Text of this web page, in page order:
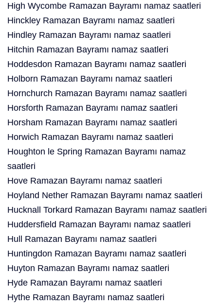
High Wycombe Ramazan Bayramı namaz saatleri
Hinckley Ramazan Bayramı namaz saatleri
Hindley Ramazan Bayramı namaz saatleri
Hitchin Ramazan Bayramı namaz saatleri
Hoddesdon Ramazan Bayramı namaz saatleri
Holborn Ramazan Bayramı namaz saatleri
Hornchurch Ramazan Bayramı namaz saatleri
Horsforth Ramazan Bayramı namaz saatleri
Horsham Ramazan Bayramı namaz saatleri
Horwich Ramazan Bayramı namaz saatleri
Houghton le Spring Ramazan Bayramı namaz
saatleri
Hove Ramazan Bayramı namaz saatleri
Hoyland Nether Ramazan Bayramı namaz saatleri
Hucknall Torkard Ramazan Bayramı namaz saatleri
Huddersfield Ramazan Bayramı namaz saatleri
Hull Ramazan Bayramı namaz saatleri
Huntingdon Ramazan Bayramı namaz saatleri
Huyton Ramazan Bayramı namaz saatleri
Hyde Ramazan Bayramı namaz saatleri
Hythe Ramazan Bayramı namaz saatleri